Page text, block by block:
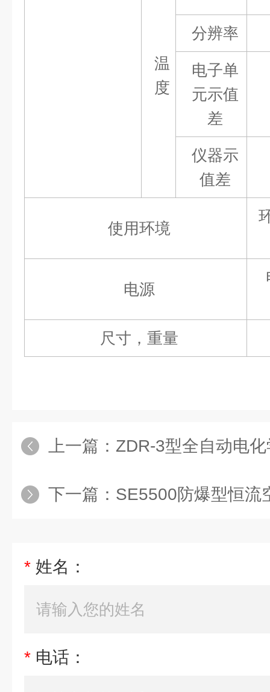
温
度
分辨率
电子单
元示值
差
仪器示
值差
使用环境
电源
尺寸，重量
上一篇： ZDR-3型全自动电
下一篇： SE5500防爆型恒流空
* 姓名：
* 电话：